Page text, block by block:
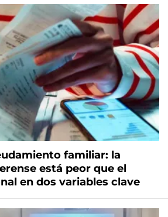
familiar: la
está peor que el
en dos variables clave